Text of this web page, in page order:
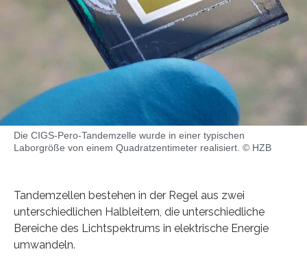
Die CIGS-Pero-Tandemzelle wurde in einer typischen
Laborgröße von einem Quadratzentimeter realisiert. © HZB
Tandemzellen bestehen in der Regel aus zwei
unterschiedlichen Halbleitern, die unterschiedliche
Bereiche des Lichtspektrums in elektrische Energie
umwandeln.